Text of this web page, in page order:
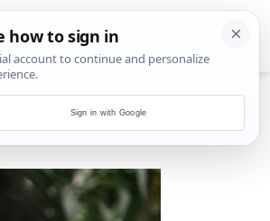
Sign in with Google